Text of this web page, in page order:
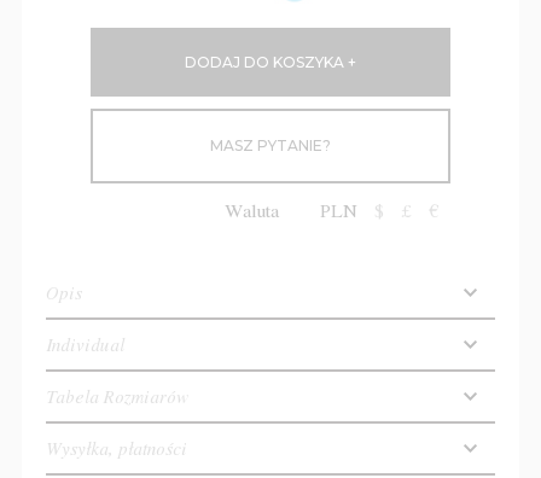
MASZ PYTANIE?
Waluta PLN $ £ €
Opis
Individual
Tabela Rozmiarów
Wysyłka, płatności